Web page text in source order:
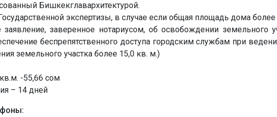
Бишкекглавархитектурой.
экспертизы, в случае если общая площадь дома более
заверенное нотариусом, об освобождении земельного
беспрепятственного доступа городским службам при
земельного участка более 15,0 кв. м.)
-55,66 сом
– 14 дней